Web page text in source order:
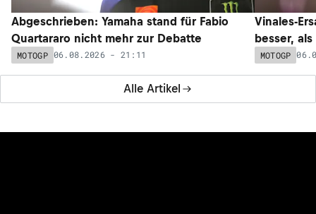
Alle Artikel
Abgeschrieben: Yamaha stand für Fabio
Quartararo nicht mehr zur Debatte
MOTOGP 06.08.2026 - 21:11
Vinales-
besser,
MOTOGP